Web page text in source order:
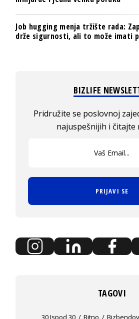
Job hugging menja tržište rada:
drže sigurnosti, ali to može imati
BIZLIFE
Pridružite se poslovnoj
najuspešnijih i čitajte
PRIJAVI SE
TAGOVI
30 Ispod 30 Bitno